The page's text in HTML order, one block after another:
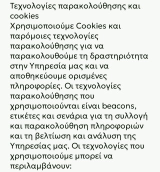
Τεχνολογίες παρακολούθησης και
cookies
Χρησιμοποιούμε Cookies και
παρόμοιες τεχνολογίες
παρακολούθησης για να
παρακολουθούμε τη δραστηριότητα
στην Υπηρεσία μας και να
αποθηκεύουμε ορισμένες
πληροφορίες. Οι τεχνολογίες
παρακολούθησης που
χρησιμοποιούνται είναι beacons,
ετικέτες και σενάρια για τη συλλογή
και παρακολούθηση πληροφοριών
και τη βελτίωση και ανάλυση της
Υπηρεσίας μας. Οι τεχνολογίες που
χρησιμοποιούμε μπορεί να
περιλαμβάνουν: